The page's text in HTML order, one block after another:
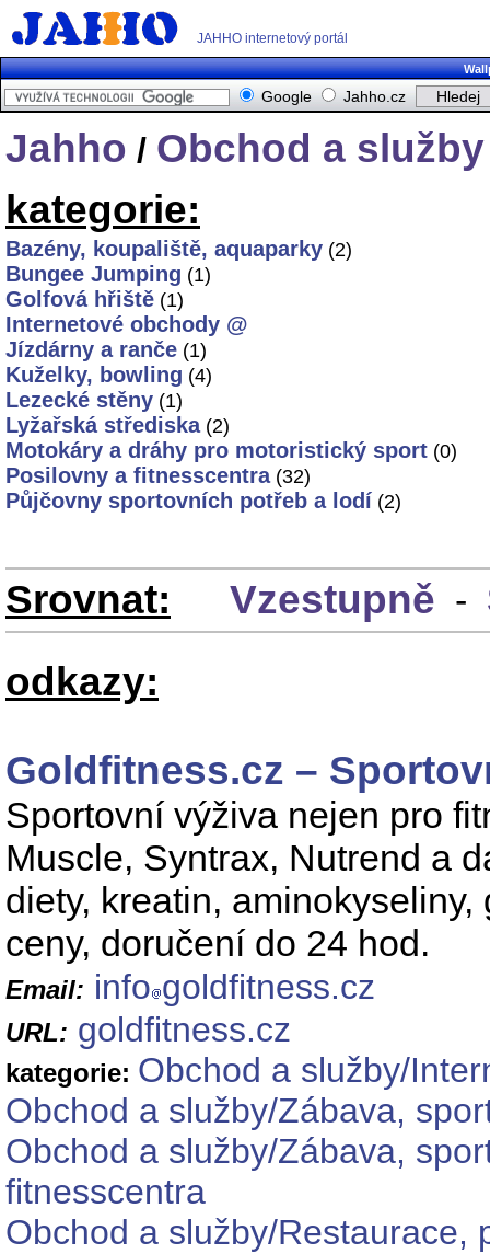
JAHHO internetový portál
Google Jahho.cz
Jahho / Obchod a služby
kategorie:
Bazény, koupaliště, aquaparky (2)
Bungee Jumping (1)
Golfová hřiště (1)
Internetové obchody @
Jízdárny a ranče (1)
Kuželky, bowling (4)
Lezecké stěny (1)
Lyžařská střediska(2)
Motokáry a dráhy pro motoristický sport (0)
Posilovny a fitnesscentra(32)
Půjčovny sportovních potřeb a lodí (2)
Srovnat: Vzestupně -
odkazy:
Goldfitness.cz –
Sportovní výživa nejen pro
Muscle, Syntrax, Nutrend a
diety, kreatin,
ceny, doručení do 24 hod.
Email: info goldfitness.cz
URL: goldfitness.cz
kategorie: Obchod a služby/
Obchod a služby/Zábava,
Obchod a služby/Zábava,
fitnesscentra
Obchod a služby/Restaurace,